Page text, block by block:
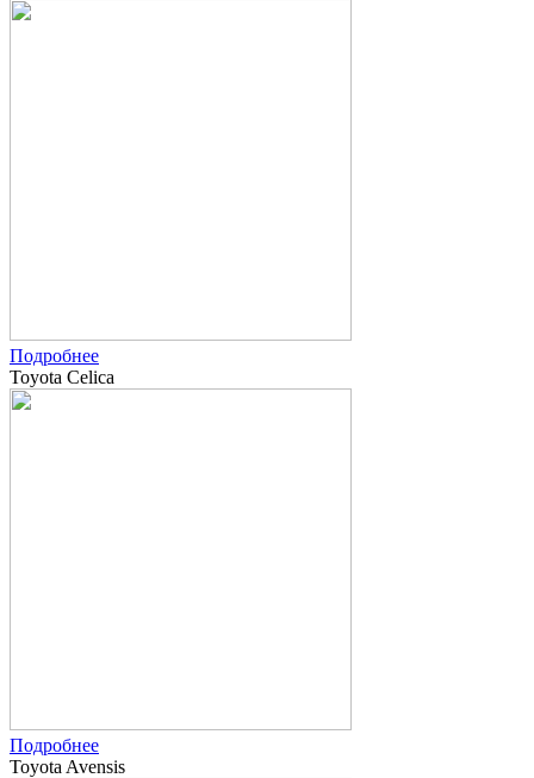
Подробнее
Toyota Celica
Подробнее
Toyota Avensis